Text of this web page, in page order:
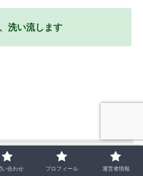
洗い流します
い合わせ プロフィール 運営者情報